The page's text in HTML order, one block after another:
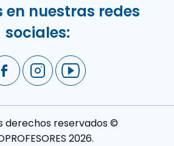
en nuestras redes
sociales:
derechos reservados ©
2026.